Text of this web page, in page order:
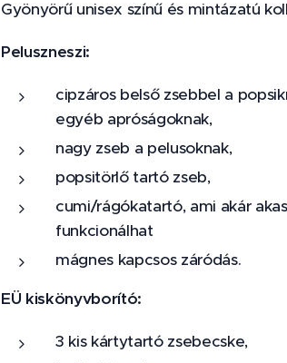
Gyönyörű unisex színű és mintázatú
Peluszneszi:
cipzáros belső zsebbel a
egyéb apróságoknak,
nagy zseb a pelusoknak,
popsitörlő tartó zseb,
cumi/rágókatartó, ami akár
funkcionálhat
mágnes kapcsos záródás.
EÜ kiskönyvborító:
3 kis kártytartó zsebecske,